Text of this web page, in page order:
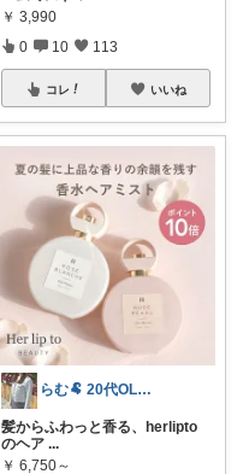
￥ 3,990
0 10 113
コレ いいね
らむ🐏 20代OLの買ってよかった記録
髪からふわっと香る、herlipto
のヘア ...
￥ 6,750～